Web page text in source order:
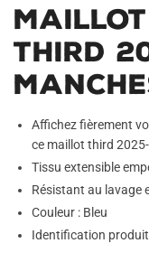
Maillot
Third
Affichez fièrement
ce maillot third
Tissu extensible
Résistant au lavage
Couleur : Bleu
Identification